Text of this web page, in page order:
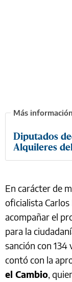
Diputados
Alquileres
En carácter de
oficialista
acompañar el
para la
sanción con
contó con la
el Cambio,